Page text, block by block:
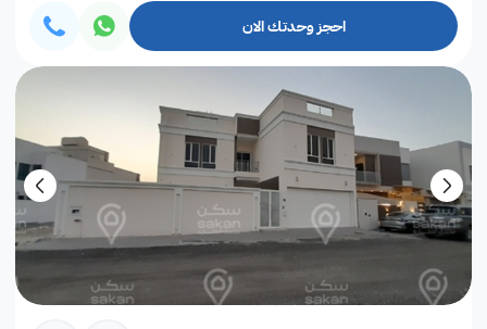
احجز وحدتك الان